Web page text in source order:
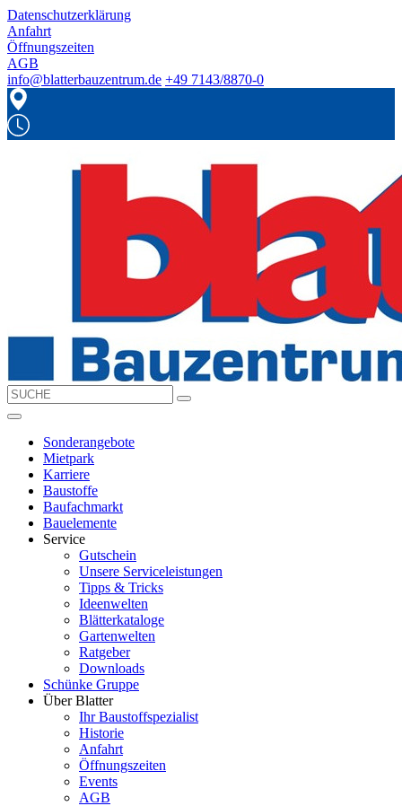
Datenschutzerklärung
Anfahrt
Öffnungszeiten
AGB
info@blatterbauzentrum.de +49 7143/8870-0
Sonderangebote
Mietpark
Karriere
Baustoffe
Baufachmarkt
Bauelemente
Service
Gutschein
Unsere Serviceleistungen
Tipps & Tricks
Ideenwelten
Blätterkataloge
Gartenwelten
Ratgeber
Downloads
Schünke Gruppe
Über Blatter
Ihr Baustoffspezialist
Historie
Anfahrt
Öffnungszeiten
Events
AGB